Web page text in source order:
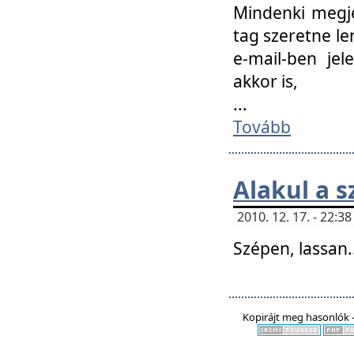
Mindenki
tag szeretne
e-mail-ben
akkor is,
...
Tovább
Alakul a
2010. 12. 17. -
Szépen,
Kopirájt meg hasonlók